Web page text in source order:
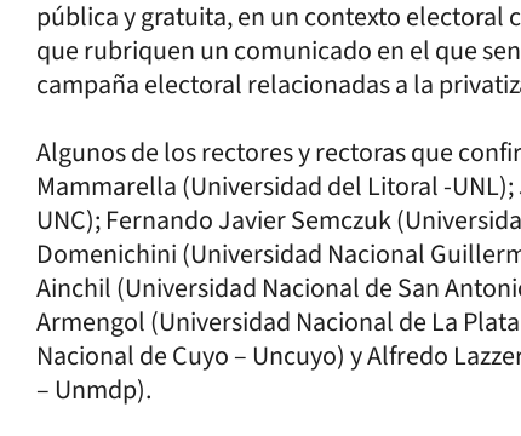
pública y gratuita, en un contexto electoral
que rubriquen un comunicado en el que
campaña electoral relacionadas a la
Algunos de los rectores y rectoras que
Mammarella (Universidad del Litoral -
UNC); Fernando Javier Semczuk
Domenichini (Universidad Nacional
Ainchil (Universidad Nacional de San
Armengol (Universidad Nacional de La
Nacional de Cuyo – Uncuyo) y Alfredo
– Unmdp).